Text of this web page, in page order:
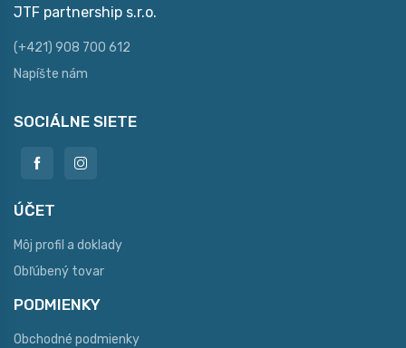
JTF partnership s.r.o.
(+421) 908 700 612
Napíšte nám
SOCIÁLNE SIETE
ÚČET
Môj profil a doklady
Obľúbený tovar
PODMIENKY
Obchodné podmienky